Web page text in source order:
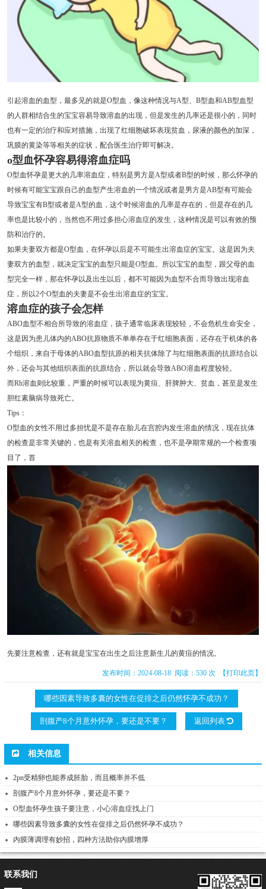
引起溶血的血型，最多见的就是O型血，像这种情况与A型、B型血和AB型血型
的人群相结合生的宝宝容易导致溶血的出现，但是发生的几率还是很小的，同时
也有一定的治疗和应对措施，出现了红细胞破坏表现贫血，尿液的颜色的加深，
巩膜的黄染等等相关的症状，配合医生治疗即可解决。
o型血怀孕容易得溶血症吗
O型血怀孕是更大的几率溶血症，特别是男方是A型或者B型的时候，那么怀孕的
时候有可能宝宝跟自己的血型产生溶血的一个情况或者是男方是AB型有可能会
导致宝宝有B型或者是A型的血，这个时候溶血的几率是存在的，但是存在的几
率也是比较小的，当然也不用过多担心溶血症的发生，这种情况是可以有效的预
防和治疗的。
如果夫妻双方都是O型血，在怀孕以后是不可能生出溶血症的宝宝。这是因为夫
妻双方的血型，就决定宝宝的血型只能是O型血。所以宝宝的血型，跟父母的血
型完全一样，那在怀孕以及出生以后，都不可能因为血型不合而导致出现溶血
症，所以2个O型血的夫妻是不会生出溶血症的宝宝。
溶血症的孩子会怎样
ABO血型不相合所导致的溶血症，孩子通常临床表现较轻，不会危机生命安全，
这是因为患儿体内的ABO抗原物质不单单存在于红细胞表面，还存在于机体的各
个组织，来自于母体的ABO血型抗原的相关抗体除了与红细胞表面的抗原结合以
外，还会与其他组织表面的抗原结合，所以就会导致ABO溶血程度较轻。
而Rh溶血则比较重，严重的时候可以表现为黄疸、肝脾肿大、贫血，甚至是发生
胆红素脑病导致死亡。
Tips：
O型血的女性不用过多担忧是不是存在胎儿在宫腔内发生溶血的情况，现在抗体
的检查是非常关键的，也是有关溶血相关的检查，也不是孕期常规的一个检查项
目了，首
先要注意检查，还有就是宝宝在出生之后注意新生儿的黄疸的情况。
发布时间：2024-08-18 阅读：530 次 【打印此页】
哪些因素导致多囊的女性在促排之后仍然怀孕不成功？
剖腹产8个月意外怀孕，要还是不要？ 返回列表
相关信息
2pn受精卵也能养成胚胎，而且概率并不低
剖腹产8个月意外怀孕，要还是不要？
O型血怀孕生孩子要注意，小心溶血症找上门
哪些因素导致多囊的女性在促排之后仍然怀孕不成功？
内膜薄调理有妙招，四种方法助你内膜增厚
联系我们